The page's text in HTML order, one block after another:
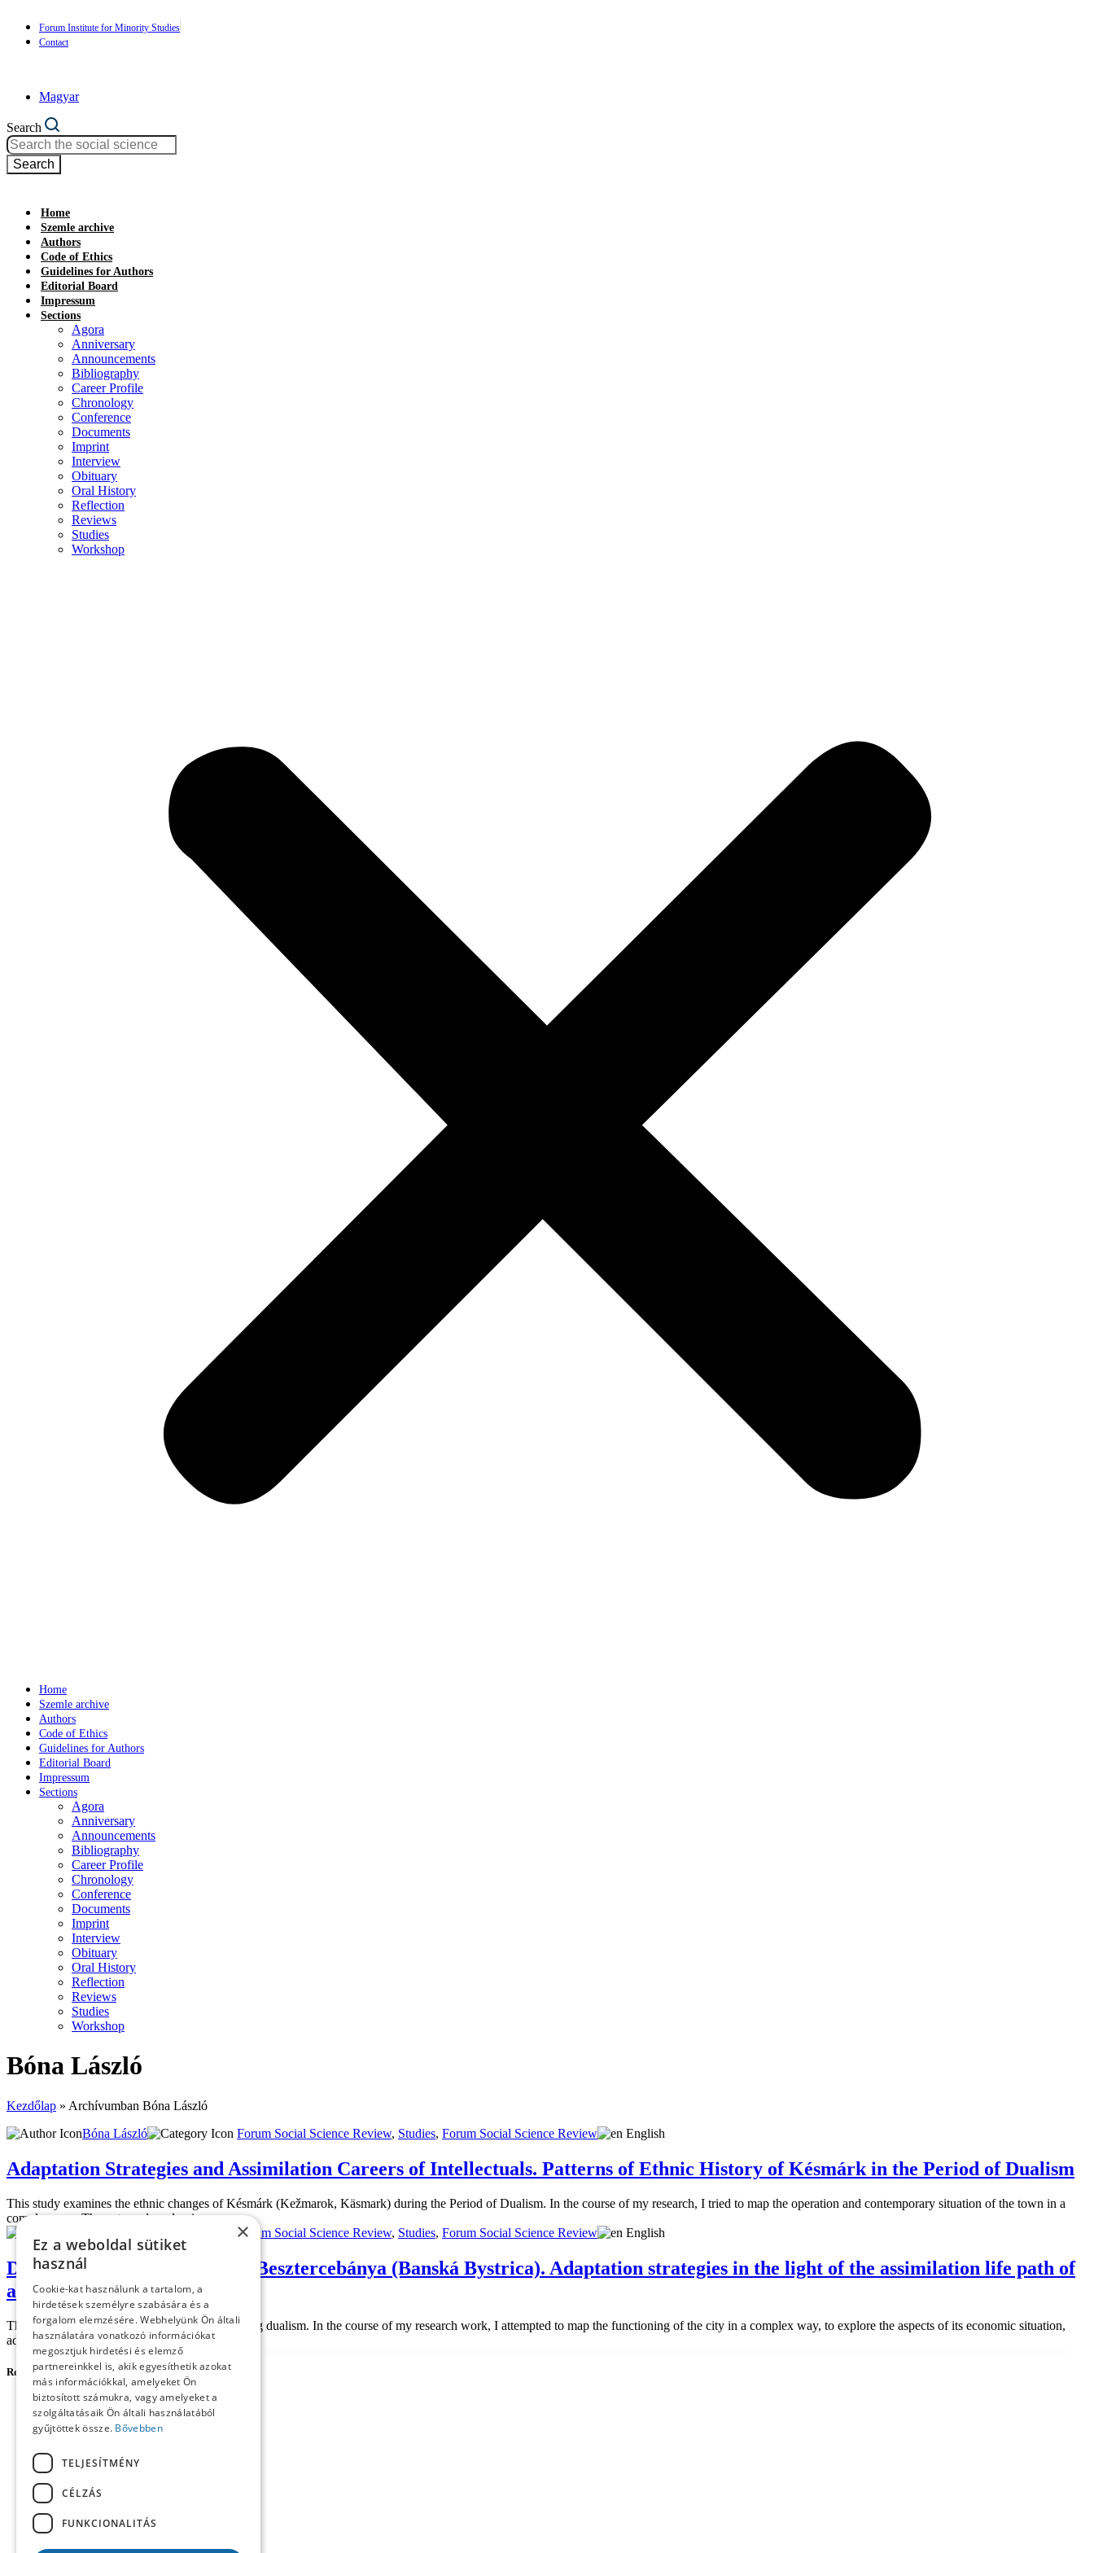
Forum Institute for Minority Studies
Contact
Magyar
Search
Search
Home
Szemle archive
Authors
Code of Ethics
Guidelines for Authors
Editorial Board
Impressum
Sections
Agora
Anniversary
Announcements
Bibliography
Career Profile
Chronology
Conference
Documents
Imprint
Interview
Obituary
Oral History
Reflection
Reviews
Studies
Workshop
Home
Szemle archive
Authors
Code of Ethics
Guidelines for Authors
Editorial Board
Impressum
Sections
Agora
Anniversary
Announcements
Bibliography
Career Profile
Chronology
Conference
Documents
Imprint
Interview
Obituary
Oral History
Reflection
Reviews
Studies
Workshop
Bóna László
Kezdőlap » Archívumban Bóna László
Bóna László
Forum Social Science Review, Studies, Forum Social Science Review English
Adaptation Strategies and Assimilation Careers of Intellectuals. Patterns of Ethnic History of Késmárk in the Period of Dualism
This study examines the ethnic changes of Késmárk (Kežmarok, Käsmark) during the Period of Dualism. In the course of my research, I tried to map the operation and contemporary situation of the town in a
complex way. The extremely voluminous...
Forum Social Science Review, Studies, Forum Social Science Review English
Data on the ethnic changes in Besztercebánya (Banská Bystrica). Adaptation strategies in the light of the assimilation life path of
an intellectual
This study is devoted to the ethnic changes during dualism. In the course of my research work, I attempted to map the functioning of the city in a complex way, to explore the aspects of its economic situation,
administration, with special r...
Rovatok
Forum Social Science Review
Agora
Career Profile
Content
Reviews
Workshop
×
Ez a weboldal sütiket
használ
Cookie-kat használunk a tartalom, a
hirdetések személyre szabására és a
forgalom elemzésére. Webhelyünk Ön általi
használatára vonatkozó információkat
megosztjuk hirdetési és elemző
partnereinkkel is, akik egyesíthetik azokat
más információkkal, amelyeket Ön
biztosított számukra, vagy amelyeket a
szolgáltatásaik Ön általi használatából
gyűjtöttek össze. Bővebben
TELJESÍTMÉNY
CÉLZÁS
FUNKCIONALITÁS